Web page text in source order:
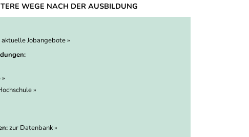
WEGE NACH DER AUSBILDUNG
aktuelle Jobangebote »
»
zur Datenbank »